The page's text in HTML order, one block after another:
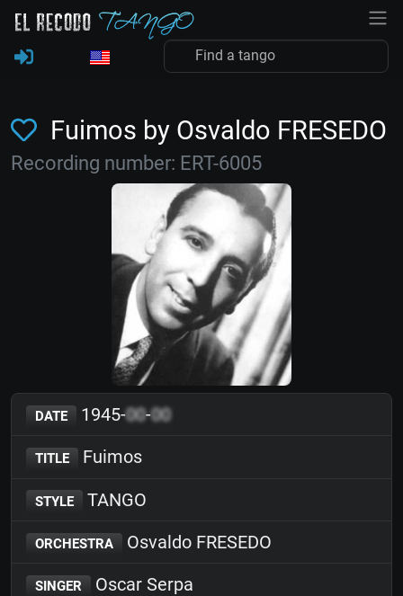
Fuimos by Osvaldo FRESEDO
Recording number: ERT-6005
DATE 1945-00-00
TITLE Fuimos
STYLE TANGO
ORCHESTRA Osvaldo FRESEDO
SINGER Oscar Serpa